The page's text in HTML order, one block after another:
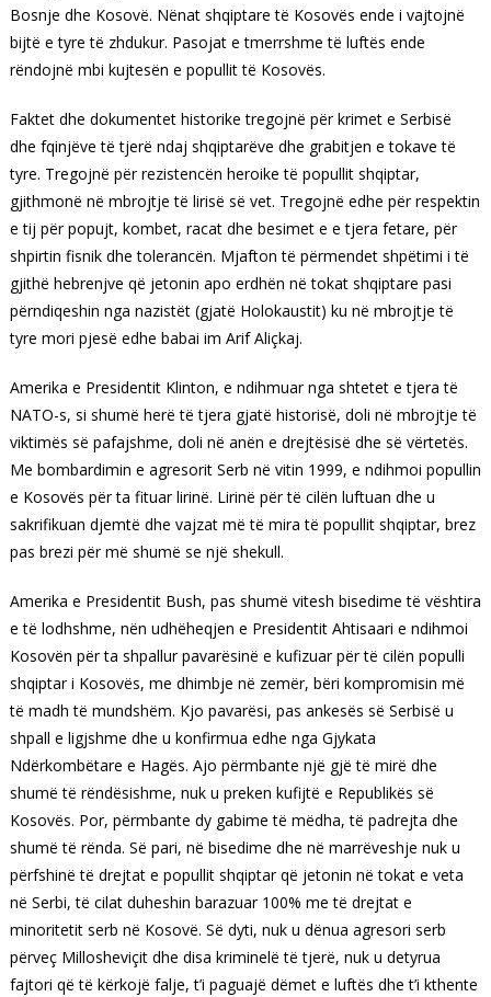
Bosnje dhe Kosovë. Nënat shqiptare të Kosovës ende i vajtojnë
bijtë e tyre të zhdukur. Pasojat e tmerrshme të luftës ende
rëndojnë mbi kujtesën e popullit të Kosovës.
Faktet dhe dokumentet historike tregojnë për krimet e Serbisë
dhe fqinjëve të tjerë ndaj shqiptarëve dhe grabitjen e tokave të
tyre. Tregojnë për rezistencën heroike të popullit shqiptar,
gjithmonë në mbrojtje të lirisë së vet. Tregojnë edhe për respektin
e tij për popujt, kombet, racat dhe besimet e e tjera fetare, për
shpirtin fisnik dhe tolerancën. Mjafton të përmendet shpëtimi i të
gjithë hebrenjve që jetonin apo erdhën në tokat shqiptare pasi
përndiqeshin nga nazistët (gjatë Holokaustit) ku në mbrojtje të
tyre mori pjesë edhe babai im Arif Aliçkaj.
Amerika e Presidentit Klinton, e ndihmuar nga shtetet e tjera të
NATO-s, si shumë herë të tjera gjatë historisë, doli në mbrojtje të
viktimës së pafajshme, doli në anën e drejtësisë dhe së vërtetës.
Me bombardimin e agresorit Serb në vitin 1999, e ndihmoi popullin
e Kosovës për ta fituar lirinë. Lirinë për të cilën luftuan dhe u
sakrifikuan djemtë dhe vajzat më të mira të popullit shqiptar, brez
pas brezi për më shumë se një shekull.
Amerika e Presidentit Bush, pas shumë vitesh bisedime të vështira
e të lodhshme, nën udhëheqjen e Presidentit Ahtisaari e ndihmoi
Kosovën për ta shpallur pavarësinë e kufizuar për të cilën populli
shqiptar i Kosovës, me dhimbje në zemër, bëri kompromisin më
të madh të mundshëm. Kjo pavarësi, pas ankesës së Serbisë u
shpall e ligjshme dhe u konfirmua edhe nga Gjykata
Ndërkombëtare e Hagës. Ajo përmbante një gjë të mirë dhe
shumë të rëndësishme, nuk u preken kufijtë e Republikës së
Kosovës. Por, përmbante dy gabime të mëdha, të padrejta dhe
shumë të rënda. Së pari, në bisedime dhe në marrëveshje nuk u
përfshinë të drejtat e popullit shqiptar që jetonin në tokat e veta
në Serbi, të cilat duheshin barazuar 100% me të drejtat e
minoritetit serb në Kosovë. Së dyti, nuk u dënua agresori serb
përveç Millosheviçit dhe disa kriminelë të tjerë, nuk u detyrua
fajtori që të kërkojë falje, t’i paguajë dëmet e luftës dhe t’i kthente